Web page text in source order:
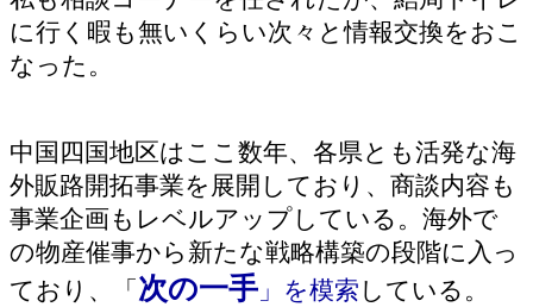
に行く暇も無いくらい次々と情報交換をおこ
なった。
中国四国地区はここ数年、各県とも活発な海
外販路開拓事業を展開しており、商談内容も
事業企画もレベルアップしている。海外で
の物産催事から新たな戦略構築の段階に入っ
ており、「 次の一手 」を模索 している。